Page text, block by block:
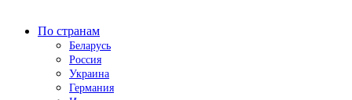
По странам
Беларусь
Россия
Украина
Германия